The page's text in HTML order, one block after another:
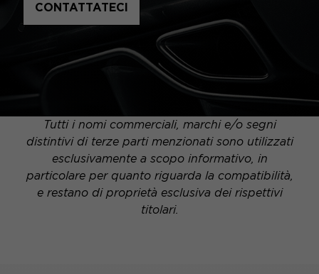
CONTATTATECI
Tutti i nomi commerciali, marchi e/o segni
distintivi di terze parti menzionati sono utilizzati
esclusivamente a scopo informativo, in
particolare per quanto riguarda la compatibilità,
e restano di proprietà esclusiva dei rispettivi
titolari.